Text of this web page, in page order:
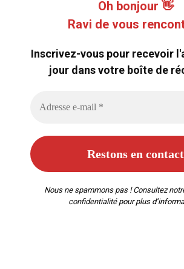
Oh bonjour 👋
Ravi de vous
Inscrivez-vous pour recevoir
jour dans votre boîte de
Nous ne spammons pas ! Consultez
confidentialitépour plus